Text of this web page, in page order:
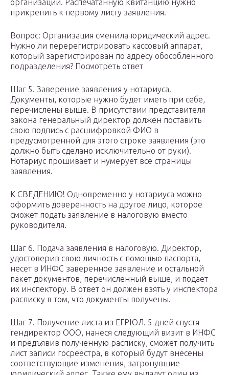
организации. Распечатанную квитанцию нужно
прикрепить к первому листу заявления.
Вопрос: Организация сменила юридический адрес.
Нужно ли перерегистрировать кассовый аппарат,
который зарегистрирован по адресу обособленного
подразделения? Посмотреть ответ
Шаг 5. Заверение заявления у нотариуса.
Документы, которые нужно будет иметь при себе,
перечислены выше. В присутствии представителя
закона генеральный директор должен поставить
свою подпись с расшифровкой ФИО в
предусмотренной для этого строке заявления (это
должно быть сделано исключительно от руки).
Нотариус прошивает и нумерует все страницы
заявления.
К СВЕДЕНИЮ! Одновременно у нотариуса можно
оформить доверенность на другое лицо, которое
сможет подать заявление в налоговую вместо
руководителя.
Шаг 6. Подача заявления в налоговую. Директор,
удостоверив свою личность с помощью паспорта,
несет в ИНФС заверенное заявление и остальной
пакет документов, перечисленный выше, и подает
их инспектору. В ответ он должен взять у инспектора
расписку в том, что документы получены.
Шаг 7. Получение листа из ЕГРЮЛ. 5 дней спустя
гендиректор ООО, нанеся следующий визит в ИНФС
и предъявив полученную расписку, сможет получить
лист записи госреестра, в который будут внесены
соответствующие изменения, затронувшие